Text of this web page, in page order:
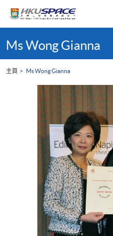
content
startMs Wong Gianna
主頁 Ms Wong Gianna